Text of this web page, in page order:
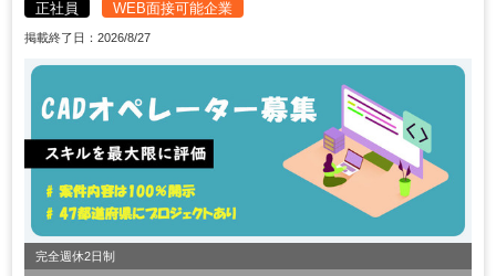
正社員 WEB面接可能企業
掲載終了日：2026/8/27
完全週休2日制